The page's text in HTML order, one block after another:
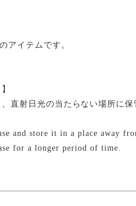
アイテムです。
直射日光の当たらない場所に
and store it in a place away
for a longer period of time.